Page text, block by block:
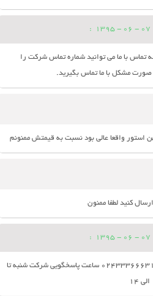
07 - 06 - 1395
:
با ما می توانید شماره تماس شرکت را
صورت مشکل با ما تماس بگیرید.
واقعا عالی بود نسبت به قیمتش ممنونم
کنید لطفا ممنون
07 - 06 - 1395
:
02433366629 02433366631 ساعت پاسخگویی شرکت شنبه تا